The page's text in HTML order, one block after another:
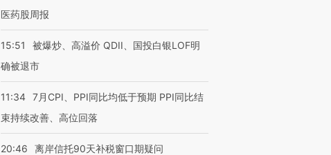
医药股周报
15:51
被爆炒、高溢价 QDII、国投白银LOF明
确被退市
11:34 7月CPI、PPI同比均低于预期 PPI同比结
束持续改善、高位回落
20:46 离岸信托90天补税窗口期疑问